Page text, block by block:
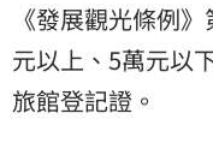
《發展觀光條例
元以上、5萬元以
旅館登記證。